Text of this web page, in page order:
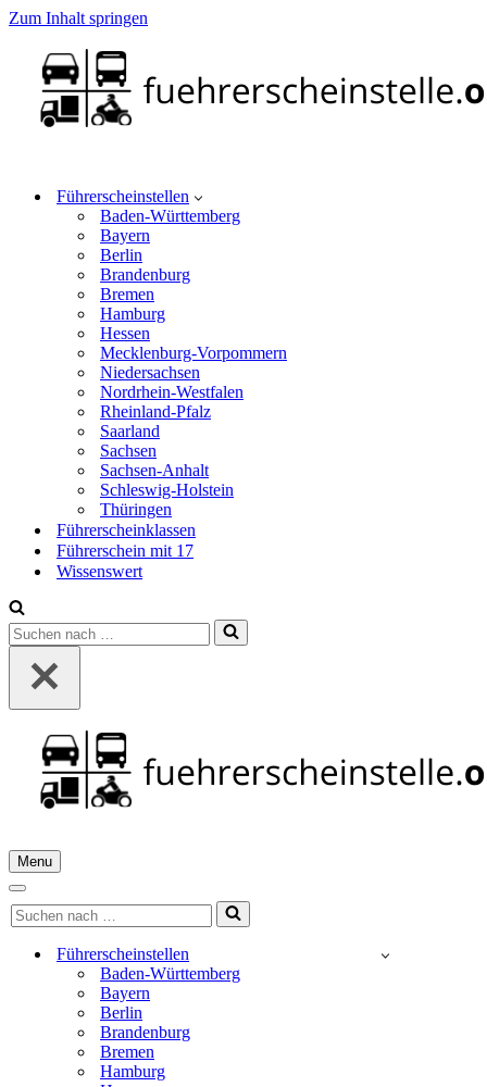
Zum Inhalt springen
Führerscheinstellen
Baden-Württemberg
Bayern
Berlin
Brandenburg
Bremen
Hamburg
Hessen
Mecklenburg-Vorpommern
Niedersachsen
Nordrhein-Westfalen
Rheinland-Pfalz
Saarland
Sachsen
Sachsen-Anhalt
Schleswig-Holstein
Thüringen
Führerscheinklassen
Führerschein mit 17
Wissenswert
Suchen
nach …
Menu
Navigationsmenü
Navigationsmenü
Suchen
nach …
Führerscheinstellen
Baden-Württemberg
Bayern
Berlin
Brandenburg
Bremen
Hamburg